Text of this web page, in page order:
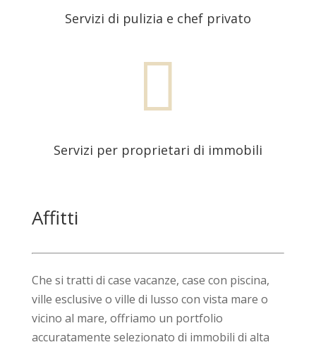
Servizi di pulizia e chef privato

Servizi per proprietari di immobili
Affitti
Che si tratti di case vacanze, case con piscina,
ville esclusive o ville di lusso con vista mare o
vicino al mare, offriamo un portfolio
accuratamente selezionato di immobili di alta